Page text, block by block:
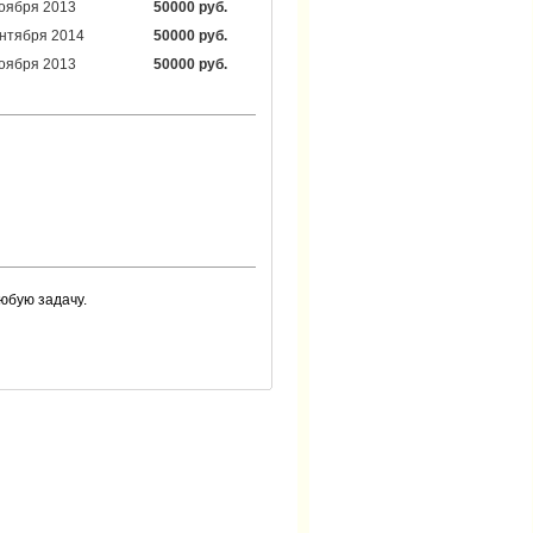
2013
50000 руб.
2014
50000 руб.
2013 50000 руб.
задачу.